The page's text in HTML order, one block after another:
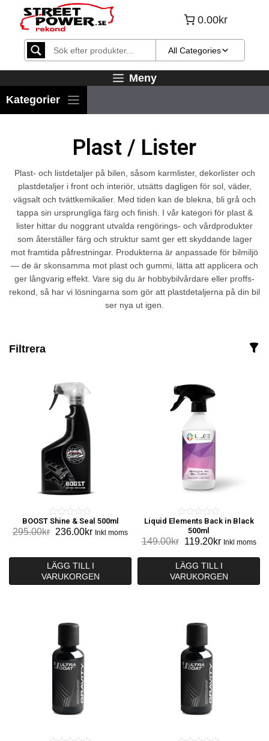
Hoppa
innehåll
0.00kr
All Categories
Meny
Plast / Lister
Plast- och listdetaljer på bilen, såsom karmlister, dekorlister och
plastdetaljer i front och interiör, utsätts dagligen för sol, väder,
vägsalt och tvättkemikalier. Med tiden kan de blekna, bli grå och
tappa sin ursprungliga färg och finish. I vår kategori för plast &
lister hittar du noggrant utvalda rengörings- och vårdprodukter
som återställer färg och struktur samt ger ett skyddande lager
mot framtida påfrestningar. Produkterna är anpassade för bilmiljö
— de är skonsamma mot plast och gummi, lätta att applicera och
ger långvarig effekt. Vare sig du är hobbybilvårdare eller proffs-
rekond, så har vi lösningarna som gör att plastdetaljerna på din bil
ser nya ut igen.
Filtrera
0
o
t
o
f
BOOST Shine & Seal 500ml
295.00kr Det
priset
var:
295.00kr.
236.00krDet
priset
är:
236.00kr.
Inkl moms
LÄGG TILL I
VARUKORGEN
0
t
o
f
Liquid Elements Back in Black
500ml
149.00kr
Det
priset
var:
119.20krDet
priset
är:
Inkl moms
LÄGG TILL I
VARUKORGEN